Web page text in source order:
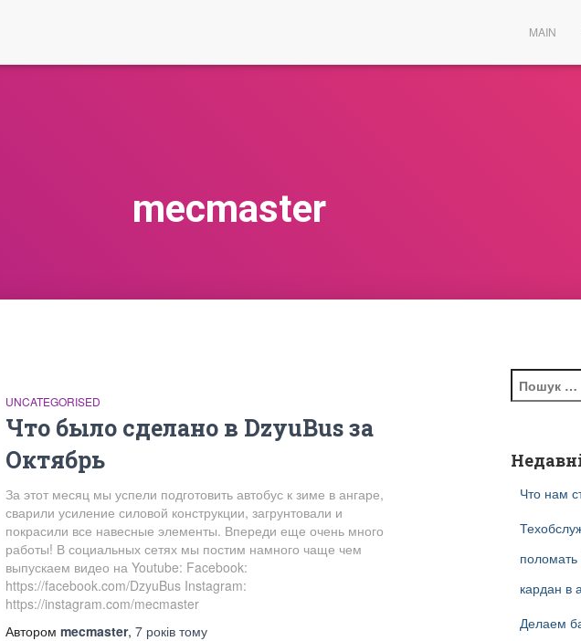
MAIN
mecmaster
UNCATEGORISED
Что было сделано в DzyuBus за
Октябрь
За этот месяц мы успели подготовить автобус к зиме в ангаре,
сварили усиление силовой конструкции, загрунтовали и
покрасили все навесные элементы. Впереди еще очень много
работы! В социальных сетях мы постим намного чаще чем
выпускаем видео на Youtube: Facebook:
https://facebook.com/DzyuBus Instagram:
https://instagram.com/mecmaster
Автором mecmaster, 7 років тому
о
к
:
Что нам
кардан в
Делаем